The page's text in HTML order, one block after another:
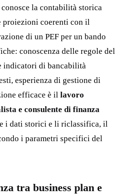
la contabilità storica
proiezioni coerenti con il
di un PEF per un bando
conoscenza delle regole del
indicatori di bancabilità
esperienza di gestione di
efficace è il lavoro
e consulente di finanza
i dati storici e li riclassifica, il
i parametri specifici del
tra business plan e